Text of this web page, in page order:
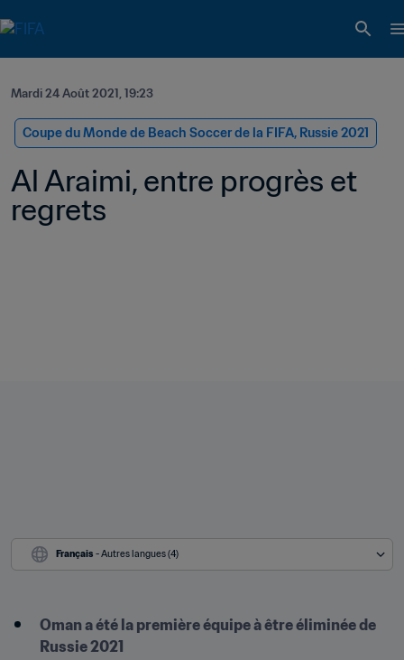
Mardi 24 Août 2021, 19:23
Coupe du Monde de Beach Soccer de la FIFA, Russie 2021
Al Araimi, entre progrès et
regrets
Français - Autres langues (4)
Oman a été la première équipe à être éliminée de
Russie 2021